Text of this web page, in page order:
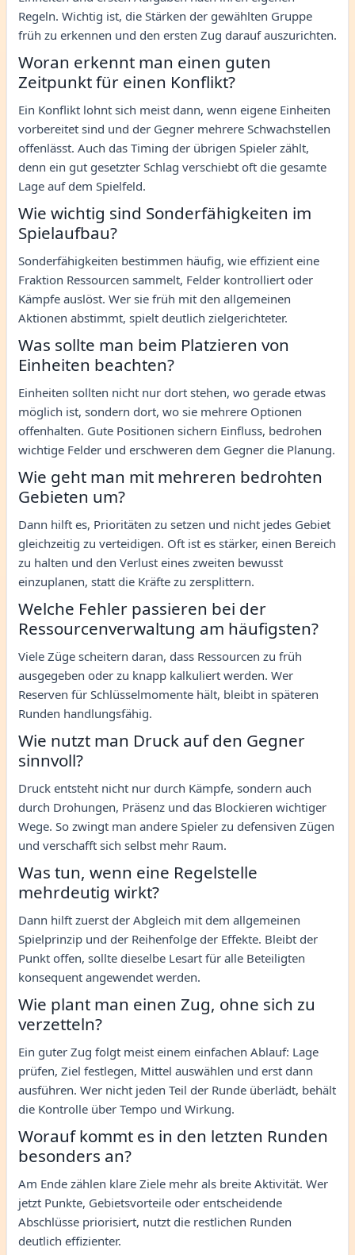
Regeln. Wichtig ist, die Stärken der gewählten Gruppe
früh zu erkennen und den ersten Zug darauf auszurichten.
Woran erkennt man einen guten
Zeitpunkt für einen Konflikt?
Ein Konflikt lohnt sich meist dann, wenn eigene Einheiten
vorbereitet sind und der Gegner mehrere Schwachstellen
offenlässt. Auch das Timing der übrigen Spieler zählt,
denn ein gut gesetzter Schlag verschiebt oft die gesamte
Lage auf dem Spielfeld.
Wie wichtig sind Sonderfähigkeiten im
Spielaufbau?
Sonderfähigkeiten bestimmen häufig, wie effizient eine
Fraktion Ressourcen sammelt, Felder kontrolliert oder
Kämpfe auslöst. Wer sie früh mit den allgemeinen
Aktionen abstimmt, spielt deutlich zielgerichteter.
Was sollte man beim Platzieren von
Einheiten beachten?
Einheiten sollten nicht nur dort stehen, wo gerade etwas
möglich ist, sondern dort, wo sie mehrere Optionen
offenhalten. Gute Positionen sichern Einfluss, bedrohen
wichtige Felder und erschweren dem Gegner die Planung.
Wie geht man mit mehreren bedrohten
Gebieten um?
Dann hilft es, Prioritäten zu setzen und nicht jedes Gebiet
gleichzeitig zu verteidigen. Oft ist es stärker, einen Bereich
zu halten und den Verlust eines zweiten bewusst
einzuplanen, statt die Kräfte zu zersplittern.
Welche Fehler passieren bei der
Ressourcenverwaltung am häufigsten?
Viele Züge scheitern daran, dass Ressourcen zu früh
ausgegeben oder zu knapp kalkuliert werden. Wer
Reserven für Schlüsselmomente hält, bleibt in späteren
Runden handlungsfähig.
Wie nutzt man Druck auf den Gegner
sinnvoll?
Druck entsteht nicht nur durch Kämpfe, sondern auch
durch Drohungen, Präsenz und das Blockieren wichtiger
Wege. So zwingt man andere Spieler zu defensiven Zügen
und verschafft sich selbst mehr Raum.
Was tun, wenn eine Regelstelle
mehrdeutig wirkt?
Dann hilft zuerst der Abgleich mit dem allgemeinen
Spielprinzip und der Reihenfolge der Effekte. Bleibt der
Punkt offen, sollte dieselbe Lesart für alle Beteiligten
konsequent angewendet werden.
Wie plant man einen Zug, ohne sich zu
verzetteln?
Ein guter Zug folgt meist einem einfachen Ablauf: Lage
prüfen, Ziel festlegen, Mittel auswählen und erst dann
ausführen. Wer nicht jeden Teil der Runde überlädt, behält
die Kontrolle über Tempo und Wirkung.
Worauf kommt es in den letzten Runden
besonders an?
Am Ende zählen klare Ziele mehr als breite Aktivität. Wer
jetzt Punkte, Gebietsvorteile oder entscheidende
Abschlüsse priorisiert, nutzt die restlichen Runden
deutlich effizienter.